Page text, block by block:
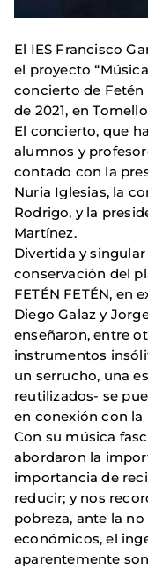
El IES Francisco
el proyecto
concierto de Fetén
de 2021, en
El concierto, que
alumnos y
contado con la
Nuria Iglesias, la
Rodrigo, y la
Martínez.
Divertida y
conservación del
FETÉN FETÉN, en
Diego Galaz y
enseñaron, entre
instrumentos
un serrucho, una
reutilizados- se
en conexión con
Con su música
abordaron la
importancia de
reducir; y nos
pobreza, ante la
económicos, el
aparentemente